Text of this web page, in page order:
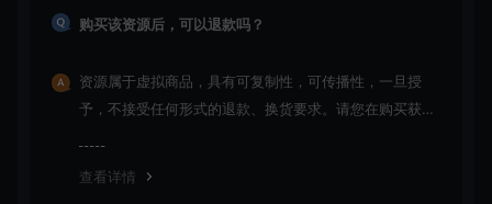
购买该资源后，可以退款吗？
资源属于虚拟商品，具有可复制性，可传播性，一旦授
予，不接受任何形式的退款、换货要求。请您在购买获取
查看详情